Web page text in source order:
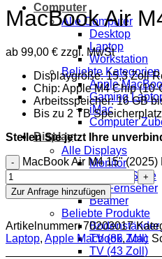
Computer
Alle Computer
Desktop
Laptop
Workstation
Beliebte Kategorien
Apple
Gaming
iMac
Computer
Display
Alle Displays
Monitor
Digitale Stele
TV Fernseher
Beamer
Beliebte Produkte
TV (86 Zoll)
TV (43 Zoll)
MacBook Air
ab 99,00 € zzgl. MwSt
Displaygröße: 15,3 Zoll
Chip: Apple M4 Chip (10-
Arbeitsspeicher: 16 GB
Bis zu 2 TB Speicherplatz
Stellen Sie jetzt Ihre
MacBook Air M4 15" (2025)
Zur Anfrage hinzufügen
Artikelnummer:70203017
Laptop, Apple Macbook,Mac